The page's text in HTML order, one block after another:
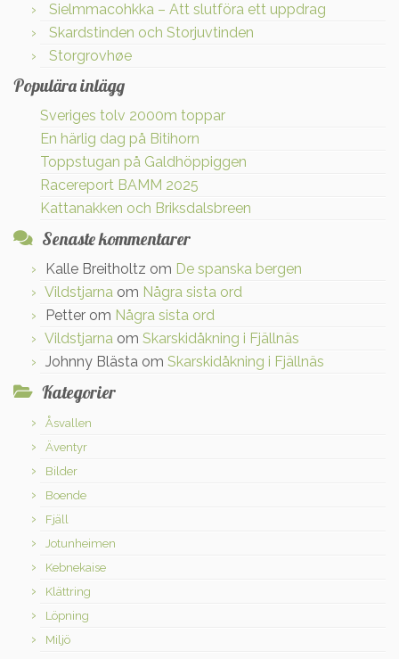
Sielmmacohkka – Att slutföra ett uppdrag
Skardstinden och Storjuvtinden
Storgrovhøe
Populära inlägg
Sveriges tolv 2000m toppar
En härlig dag på Bitihorn
Toppstugan på Galdhöppiggen
Racereport BAMM 2025
Kattanakken och Briksdalsbreen
Senaste kommentarer
Kalle Breitholtz om De spanska bergen
Vildstjarna om Några sista ord
Petter om Några sista ord
Vildstjarna om Skarskidåkning i Fjällnäs
Johnny Blästa om Skarskidåkning i Fjällnäs
Kategorier
Åsvallen
Äventyr
Bilder
Boende
Fjäll
Jotunheimen
Kebnekaise
Klättring
Löpning
Miljö